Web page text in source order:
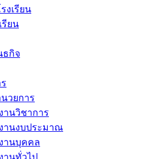
งเรียน
รียน
ธกิจ
วยการ
านวิชาการ
านงบประมาณ
านบุคคล
านทั่วไป